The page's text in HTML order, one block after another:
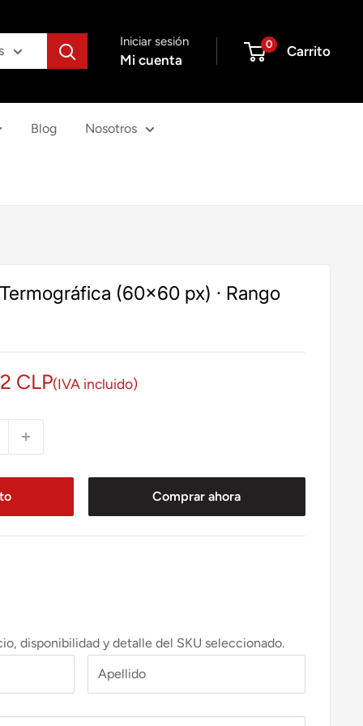
Iniciar sesión
Mi cuenta
0 Carrito
Blog Nosotros
(60x60 px) · Rango
CLP(IVA incluido)
Comprar ahora
disponibilidad y detalle del SKU seleccionado.
Apellido